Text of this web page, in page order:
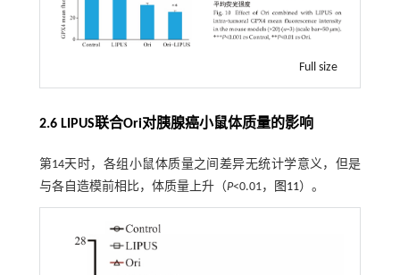
Full size
2.6 LIPUS联合Ori对胰腺癌小鼠体质量的影响
第14天时，各组小鼠体质量之间差异无统计学意义，但是
与各自造模前相比，体质量上升（P<0.01， 图11）。